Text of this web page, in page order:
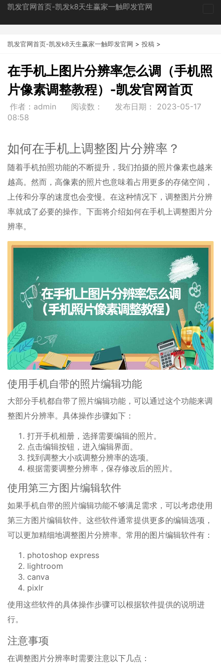
凯发官网首页-凯发k8天生赢家一触即发官网
凯发官网首页-凯发k8天生赢家一触即发官网 > 投稿 >
在手机上图片分辨率怎么调（手机照
片像素调整教程）-凯发官网首页
作者：admin 阅读数： 发布日期： 2023-05-17
08:58
如何在手机上调整图片分辨率？
随着手机拍照功能的不断提升，我们拍摄的照片像素也越来
越高。然而，高像素的照片也意味着占用更多的存储空间，
上传和分享的速度也会变慢。在这种情况下，调整图片分辨
率就成了必要的操作。下面将介绍如何在手机上调整图片分
辨率。
使用手机自带的照片编辑功能
大部分手机都自带了照片编辑功能，可以通过这个功能来调
整图片分辨率。具体操作步骤如下：
打开手机相册，选择需要编辑的照片。
点击编辑按钮，进入编辑界面。
找到调整大小或调整分辨率的选项。
根据需要调整分辨率，保存修改后的照片。
使用第三方图片编辑软件
如果手机自带的照片编辑功能不够满足需求，可以考虑使用
第三方图片编辑软件。这些软件通常提供更多的编辑选项，
可以更加精细地调整图片分辨率。常用的图片编辑软件有：
photoshop express
lightroom
canva
pixlr
使用这些软件的具体操作步骤可以根据软件提供的说明进
行。
注意事项
在调整图片分辨率时需要注意以下几点：